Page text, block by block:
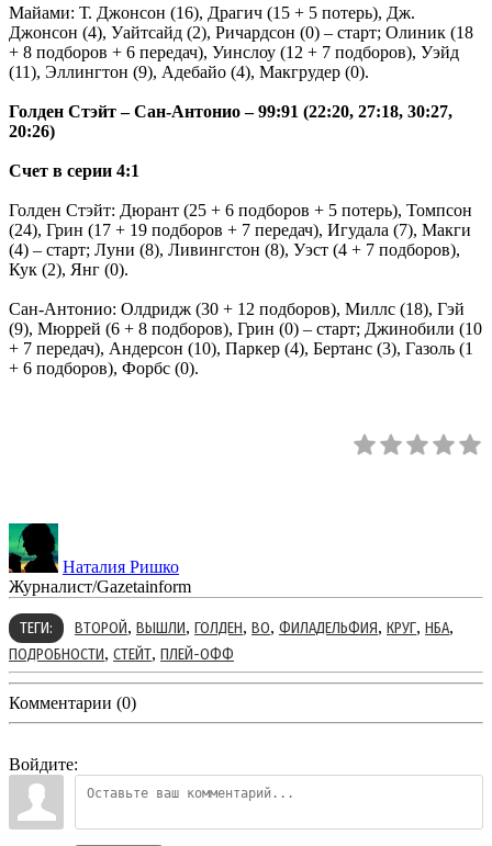
Майами: Т. Джонсон (16), Драгич (15 + 5 потерь), Дж.
Джонсон (4), Уайтсайд (2), Ричардсон (0) – старт; Олиник (18
+ 8 подборов + 6 передач), Уинслоу (12 + 7 подборов), Уэйд
(11), Эллингтон (9), Адебайо (4), Макгрудер (0).
Голден Стэйт – Сан-Антонио – 99:91 (22:20, 27:18, 30:27,
20:26)
Счет в серии 4:1
Голден Стэйт: Дюрант (25 + 6 подборов + 5 потерь), Томпсон
(24), Грин (17 + 19 подборов + 7 передач), Игудала (7), Макги
(4) – старт; Луни (8), Ливингстон (8), Уэст (4 + 7 подборов),
Кук (2), Янг (0).
Сан-Антонио: Олдридж (30 + 12 подборов), Миллс (18), Гэй
(9), Мюррей (6 + 8 подборов), Грин (0) – старт; Джинобили (10
+ 7 передач), Андерсон (10), Паркер (4), Бертанс (3), Газоль (1
+ 6 подборов), Форбс (0).
Наталия Ришко
Журналист/Gazetainform
ТЕГИ: ВТОРОЙ, ВЫШЛИ, ГОЛДЕН, ВО, ФИЛАДЕЛЬФИЯ, КРУГ, НБА,
ПОДРОБНОСТИ, СТЕЙТ, ПЛЕЙ-ОФФ
Комментарии (0)
Войдите: